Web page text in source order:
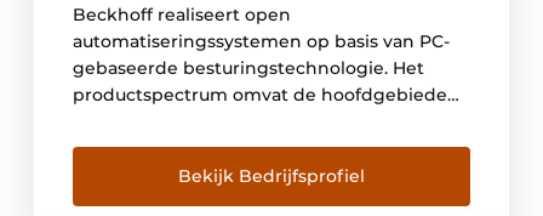
Beckhoff realiseert open
automatiseringssystemen op basis van PC-
gebaseerde besturingstechnologie. Het
productspectrum omvat de hoofdgebieden
aandrijftechniek en
automatiseringssoftware. Voor alle gebieden
zijn productreeksen beschikbaar, die als
Bekijk Bedrijfsprofiel